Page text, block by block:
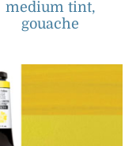
medium tint,
gouache